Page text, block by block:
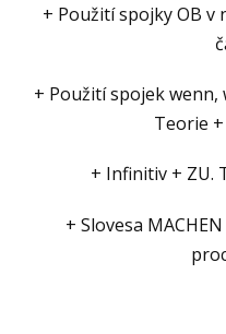
+ Použití spojky OB v
+ Použití spojek wenn,
Teorie
+ Infinitiv + ZU.
+ Slovesa